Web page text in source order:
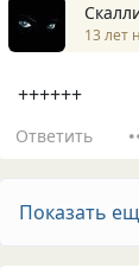
13 лет
++++++
Ответить
Показать